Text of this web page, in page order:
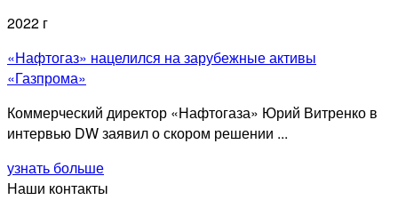
2022 г
«Нафтогаз» нацелился на зарубежные активы
«Газпрома»
Коммерческий директор «Нафтогаза» Юрий Витренко в
интервью DW заявил о скором решении ...
узнать больше
Наши контакты